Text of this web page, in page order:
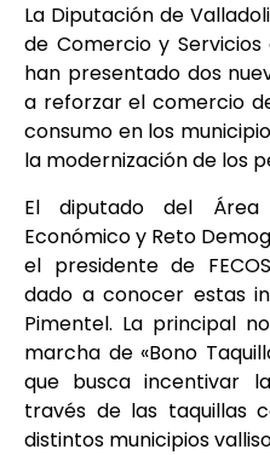
La Diputación de
de Comercio y
han presentado dos
a reforzar el comercio
consumo en los
la modernización de los
El diputado del Área
Económico y Reto
el presidente de
dado a conocer estas
Pimentel. La principal
marcha de «Bono
que busca incentivar
través de las taquillas
distintos municipios